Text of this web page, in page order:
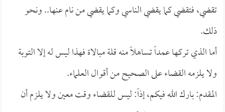
تقضي، فتقضي كما يقضي الناسي وكما يقضي من نام عنها.. ونحو
ذلك.
أما الذي تركها عمداً تساهلاً منه قلة مبالاة فهذا ليس له إلا التوبة
ولا يلزمه القضاء على الصحيح من أقوال العلماء.
المقدم: بارك الله فيكم، إذاً: ليس للقضاء وقت معين ولا يلزم أن